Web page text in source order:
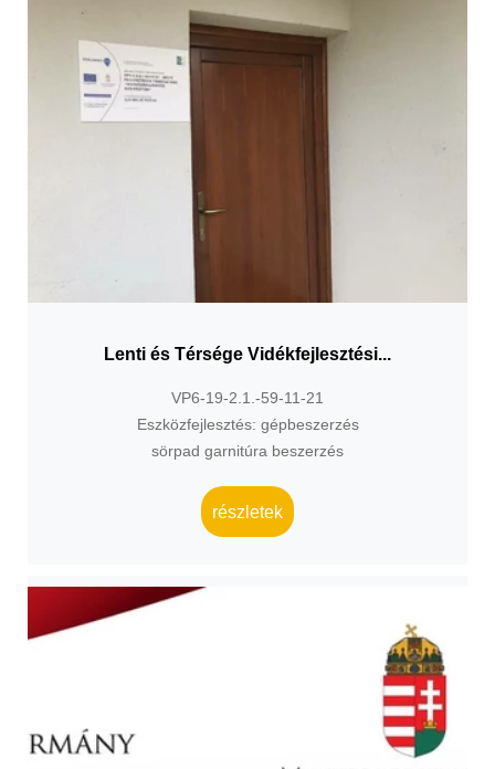
Lenti és Térsége Vidékfejlesztési...
VP6-19-2.1.-59-11-21
Eszközfejlesztés: gépbeszerzés
sörpad garnitúra beszerzés
részletek